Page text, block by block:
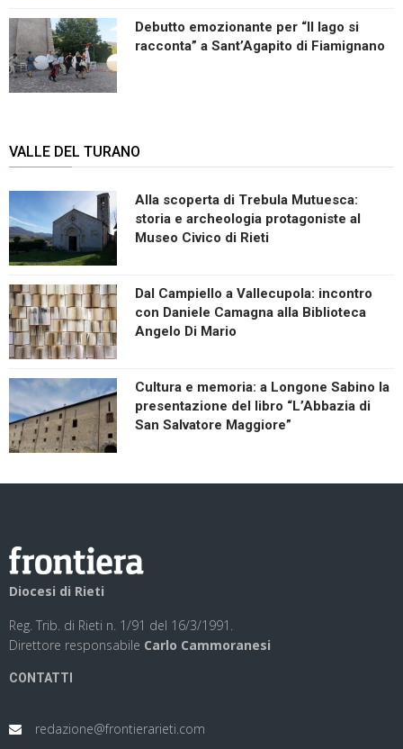
Debutto emozionante per “Il lago si
racconta” a Sant’Agapito di Fiamignano
VALLE DEL TURANO
Alla scoperta di Trebula Mutuesca:
storia e archeologia protagoniste al
Museo Civico di Rieti
Dal Campiello a Vallecupola: incontro
con Daniele Camagna alla Biblioteca
Angelo Di Mario
Cultura e memoria: a Longone Sabino la
presentazione del libro “L’Abbazia di
San Salvatore Maggiore”
Diocesi di Rieti
Reg. Trib. di Rieti n. 1/91 del 16/3/1991.
Direttore responsabile Carlo Cammoranesi
CONTATTI
redazione@frontierarieti.com